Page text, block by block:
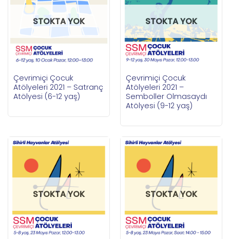
STOKTA YOK
Çevrimiçi Çocuk
Atölyeleri 2021 – Satranç
Atölyesi (6-12 yaş)
STOKTA YOK
Çevrimiçi Çocuk
Atölyeleri 2021 –
Semboller Olmasaydı
Atölyesi (9-12 yaş)
STOKTA YOK STOKTA YOK